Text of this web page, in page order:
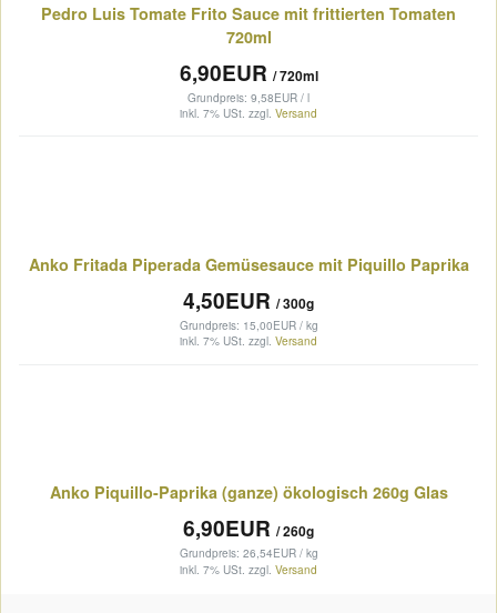
Pedro Luis Tomate Frito Sauce mit frittierten Tomaten
720ml
6,90EUR / 720ml
Grundpreis: 9,58EUR / l
inkl. 7% USt. zzgl. Versand
Anko Fritada Piperada Gemüsesauce mit Piquillo Paprika
4,50EUR / 300g
Grundpreis: 15,00EUR / kg
inkl. 7% USt. zzgl. Versand
Anko Piquillo-Paprika (ganze) ökologisch 260g Glas
6,90EUR / 260g
Grundpreis: 26,54EUR / kg
inkl. 7% USt. zzgl. Versand